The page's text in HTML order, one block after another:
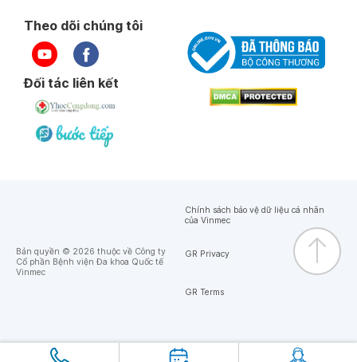
Theo dõi chúng tôi
Đối tác liên kết
Bản quyền © 2026 thuộc về Công ty
Cổ phần Bệnh viện Đa khoa Quốc tế
Vinmec
Chính sách bảo vệ dữ liệu cá nhân
của Vinmec
GR Privacy
GR Terms